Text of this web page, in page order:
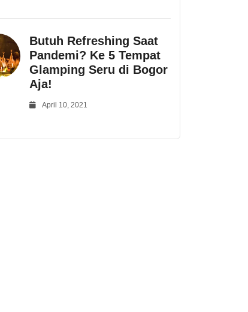
Butuh Refreshing Saat
Pandemi? Ke 5 Tempat
Glamping Seru di Bogor
Aja!
April 10, 2021